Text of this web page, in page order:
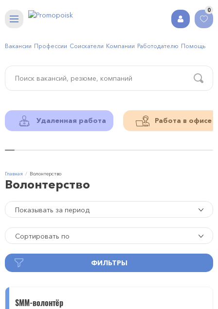
0
Вакансии Профессии Соискатели Компании Работодателю Помощь
Удаленная работа Работа в офисе
Главная Волонтерство
Волонтерство
Показывать за период
Сортировать по
ФИЛЬТРЫ
SMM-волонтёр